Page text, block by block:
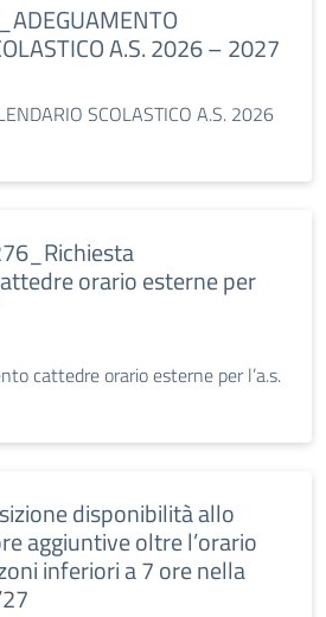
A.S. 2026 – 2027
SCOLASTICO A.S. 2026
orario esterne per
cattedre orario esterne per l’a.s.
disponibilità allo
aggiuntive oltre l’orario
inferiori a 7 ore nella